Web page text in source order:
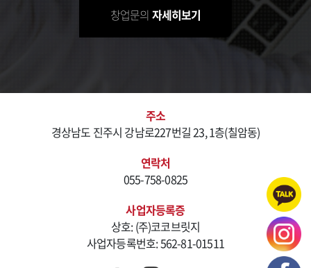
창업문의 자세히보기
주소
경상남도 진주시 강남로227번길 23, 1층(칠암동)
연락처
055-758-0825
사업자등록증
상호: (주)코코브릿지
사업자등록번호: 562-81-01511